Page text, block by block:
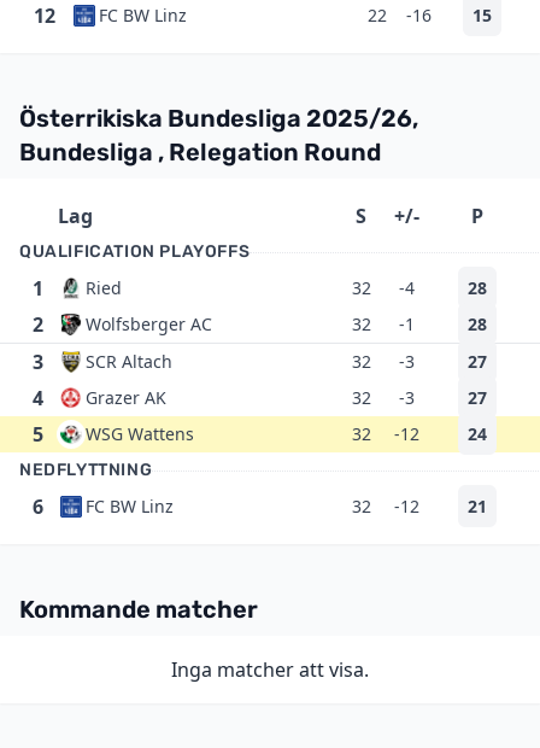
12 FC BW Linz 22 -16 15
Österrikiska Bundesliga 2025/26,
Bundesliga , Relegation Round
Lag S +/- P
QUALIFICATION PLAYOFFS
1 Ried 32 -4 28
2 Wolfsberger AC 32 -1 28
3 SCR Altach 32 -3 27
4 Grazer AK 32 -3 27
5 WSG Wattens 32 -12 24
NEDFLYTTNING
6 FC BW Linz 32 -12 21
Kommande matcher
Inga matcher att visa.